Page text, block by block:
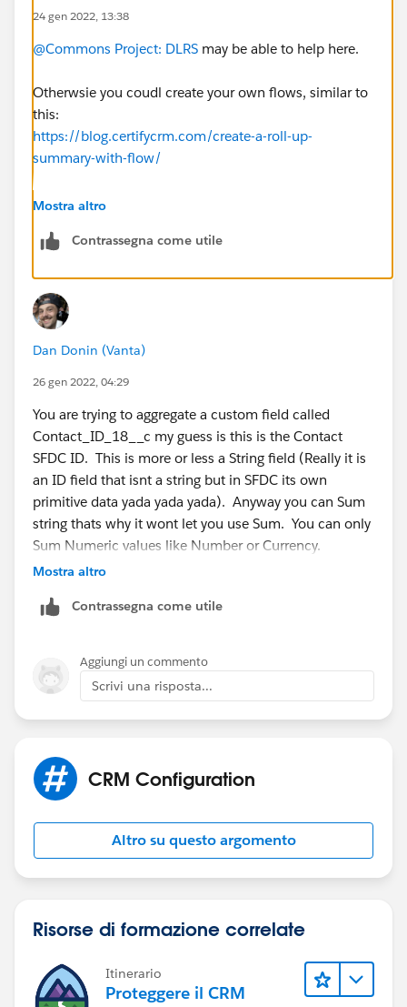
24 gen 2022, 13:38
@Commons Project: DLRS may be able to help here.
Otherwsie you coudl create your own flows, similar to
this:
https://blog.certifycrm.com/create-a-roll-up-
summary-with-flow/
The difference is that, instead of using "Equal Count",
Number field on Account - ADD - Number field on
Mostra altro
Contrassegna come utile
Dan Donin (Vanta)
26 gen 2022, 04:29
You are trying to aggregate a custom field called
Contact_ID_18__c my guess is this is the Contact
SFDC ID. This is more or less a String field (Really it is
an ID field that isnt a string but in SFDC its own
primitive data yada yada yada). Anyway you can Sum
string thats why it wont let you use Sum. You can only
Sum Numeric values like Number or Currency.
Mostra altro
Contrassegna come utile
Aggiungi un commento
Scrivi una risposta...
CRM Configuration
Altro su questo argomento
Risorse di formazione correlate
Itinerario
Proteggere il CRM